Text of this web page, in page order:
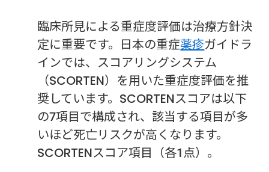
臨床所見による重症度評価は治療方針決
定に重要です。日本の重症薬疹ガイドラ
インでは、スコアリングシステム
（SCORTEN）を用いた重症度評価を推
奨しています。SCORTENスコアは以下
の7項目で構成され、該当する項目が多
いほど死亡リスクが高くなります。
SCORTENスコア項目（各1点）。